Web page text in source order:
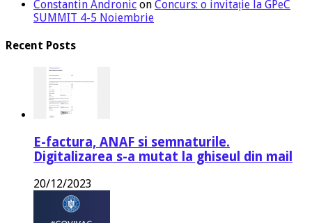
Constantin Andronic on Concurs: o invitație la GPeC
SUMMIT 4-5 Noiembrie
Recent Posts
E-factura, ANAF si semnaturile.
Digitalizarea s-a mutat la ghiseul din mail
20/12/2023